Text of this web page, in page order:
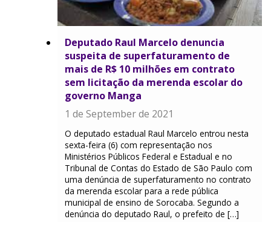
Deputado Raul Marcelo denuncia
suspeita de superfaturamento de
mais de R$ 10 milhões em contrato
sem licitação da merenda escolar do
governo Manga
1 de September de 2021
O deputado estadual Raul Marcelo entrou nesta
sexta-feira (6) com representação nos
Ministérios Públicos Federal e Estadual e no
Tribunal de Contas do Estado de São Paulo com
uma denúncia de superfaturamento no contrato
da merenda escolar para a rede pública
municipal de ensino de Sorocaba. Segundo a
denúncia do deputado Raul, o prefeito de […]